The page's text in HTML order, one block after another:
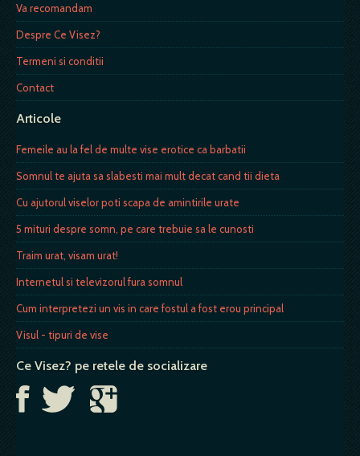
Va recomandam
Despre Ce Visez?
Termeni si conditii
Contact
Articole
Femeile au la fel de multe vise erotice ca barbatii
Somnul te ajuta sa slabesti mai mult decat cand tii dieta
Cu ajutorul viselor poti scapa de amintirile urate
5 mituri despre somn, pe care trebuie sa le cunosti
Traim urat, visam urat!
Internetul si televizorul fura somnul
Cum interpretezi un vis in care fostul a fost erou principal
Visul - tipuri de vise
Ce Visez? pe retele de socializare